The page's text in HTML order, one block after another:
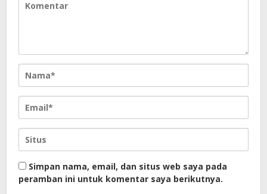
Simpan nama, email, dan situs web saya pada
peramban ini untuk komentar saya berikutnya.